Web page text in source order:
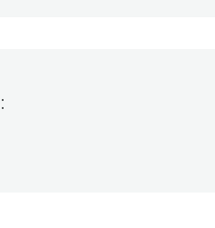
: